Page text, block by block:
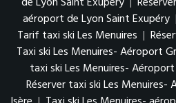
aéroport de Lyon Saint Exupéry |
Tarif taxi ski Les Menuires |
Taxi ski Les Menuires- Aéroport
taxi ski Les Menuires-
Réserver taxi ski Les Menuires-